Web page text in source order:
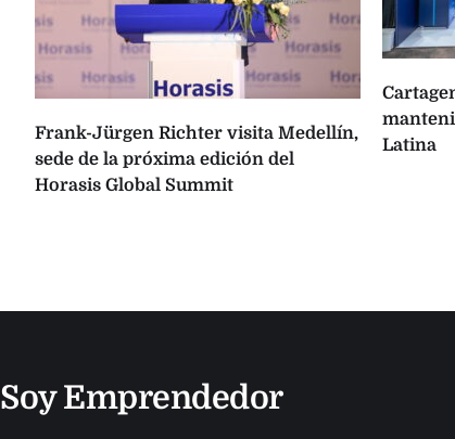
Frank-Jürgen Richter visita Medellín,
sede de la próxima edición del
Horasis Global Summit
Latina
Soy Emprendedor